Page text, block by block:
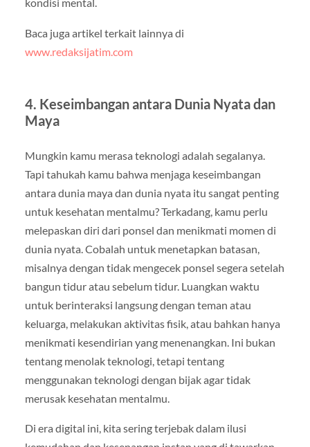
kondisi mental.
Baca juga artikel terkait lainnya di
www.redaksijatim.com
4. Keseimbangan antara Dunia Nyata dan
Maya
Mungkin kamu merasa teknologi adalah segalanya.
Tapi tahukah kamu bahwa menjaga keseimbangan
antara dunia maya dan dunia nyata itu sangat penting
untuk kesehatan mentalmu? Terkadang, kamu perlu
melepaskan diri dari ponsel dan menikmati momen di
dunia nyata. Cobalah untuk menetapkan batasan,
misalnya dengan tidak mengecek ponsel segera setelah
bangun tidur atau sebelum tidur. Luangkan waktu
untuk berinteraksi langsung dengan teman atau
keluarga, melakukan aktivitas fisik, atau bahkan hanya
menikmati kesendirian yang menenangkan. Ini bukan
tentang menolak teknologi, tetapi tentang
menggunakan teknologi dengan bijak agar tidak
merusak kesehatan mentalmu.
Di era digital ini, kita sering terjebak dalam ilusi